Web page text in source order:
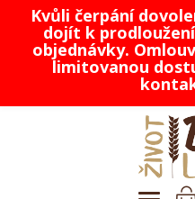
Kvůli čerpání
dojít k
objednávky.
limitovanou